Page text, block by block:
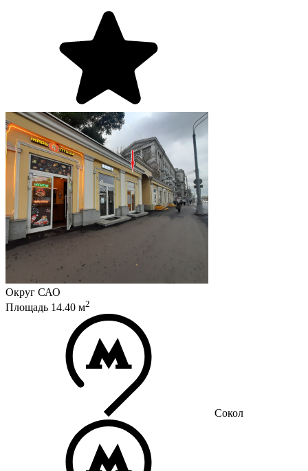
Округ САО
Площадь 14.40 м2
Сокол